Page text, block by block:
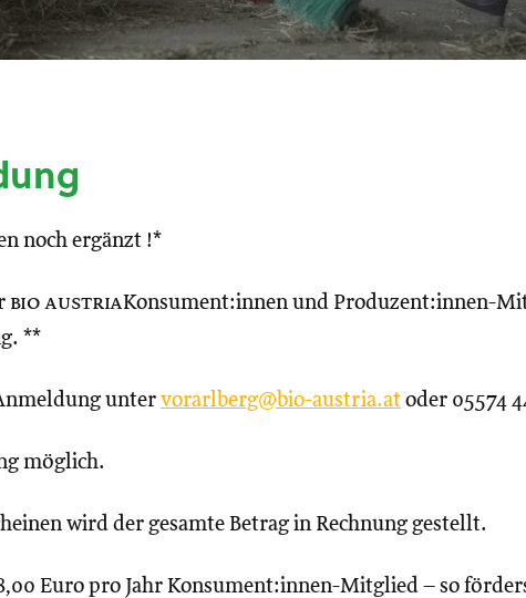
noch ergänzt !*
bio austriaKonsument:innen und Produzent:innen-
**
unter vorarlberg@bio-austria.at oder 05574
möglich.
wird der gesamte Betrag in Rechnung gestellt.
Euro pro Jahr Konsument:innen-Mitglied – so